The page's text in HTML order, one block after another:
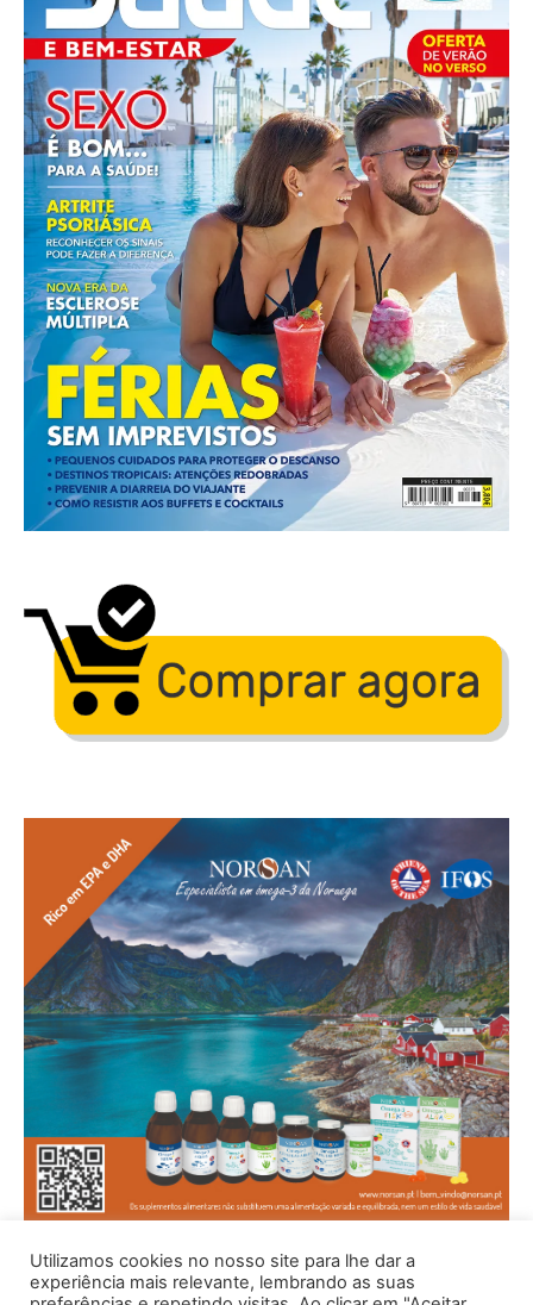
Utilizamos cookies no nosso site para lhe dar a
experiência mais relevante, lembrando as suas